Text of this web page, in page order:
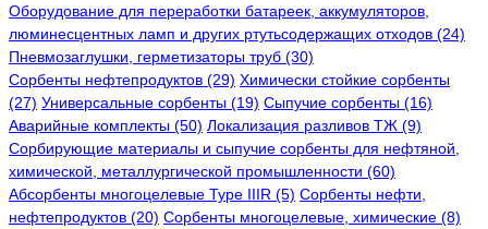
Оборудование для переработки батареек, аккумуляторов,
люминесцентных ламп и других ртутьсодержащих отходов (24)
Пневмозаглушки, герметизаторы труб (30)
Сорбенты нефтепродуктов (29) Химически стойкие сорбенты
(27) Универсальные сорбенты (19) Сыпучие сорбенты (16)
Аварийные комплекты (50) Локализация разливов ТЖ (9)
Сорбирующие материалы и сыпучие сорбенты для нефтяной,
химической, металлургической промышленности (60)
Абсорбенты многоцелевые Type IIIR (5) Cорбенты нефти,
нефтепродуктов (20) Сорбенты многоцелевые, химические (8)